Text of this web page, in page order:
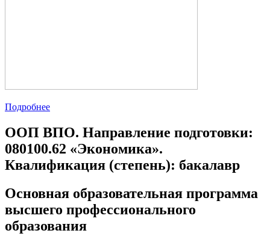
Подробнее
ООП ВПО. Направление подготовки:
080100.62 «Экономика».
Квалификация (степень): бакалавр
Основная образовательная программа
высшего профессионального
образования